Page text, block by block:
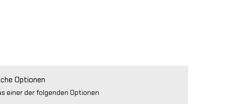
Optionen
einer der folgenden Optionen